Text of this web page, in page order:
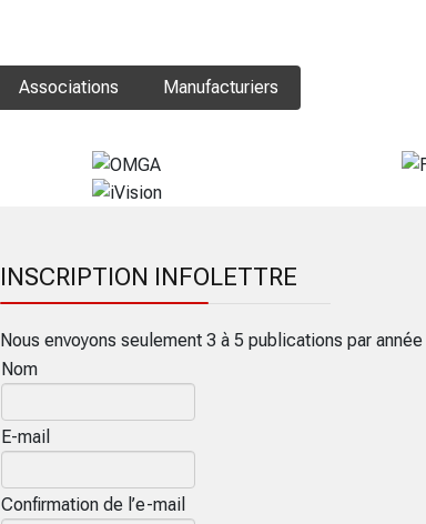
Associations Manufacturiers
INSCRIPTION INFOLETTRE
Nous envoyons seulement 3 à 5 publications par année
Nom
E-mail
Confirmation de l’e-mail